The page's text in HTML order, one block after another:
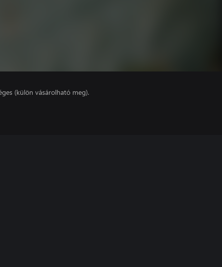
(külön vásárolható meg).